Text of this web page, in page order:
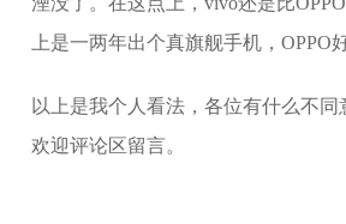
上是一两年出个真旗舰手机，OPPO
以上是我个人看法，各位有什么不同
欢迎评论区留言。